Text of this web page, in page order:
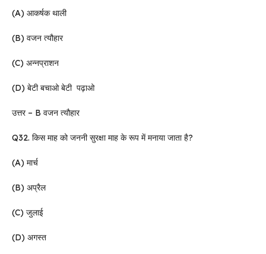
(A) आकर्षक थाली
(B) वजन त्यौहार
(C) अन्नप्राशन
(D) बेटी बचाओ बेटी पढ़ाओ
उत्तर – B वजन त्यौहार
Q32. किस माह को जननी सुरक्षा माह के रूप में मनाया जाता है?
(A) मार्च
(B) अप्रैल
(C) जुलाई
(D) अगस्त